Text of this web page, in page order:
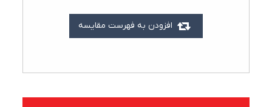
افزودن به فهرست مقایسه